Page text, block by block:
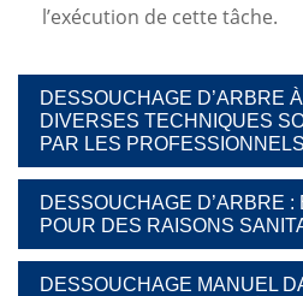
l’exécution de cette tâche.
DESSOUCHAGE D’ARBRE
DIVERSES TECHNIQUES
PAR LES PROFESSIONNELS
DESSOUCHAGE D’ARBRE
POUR DES RAISONS
DESSOUCHAGE MANUEL